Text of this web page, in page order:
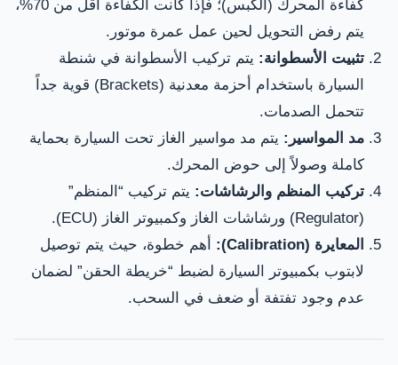
كفاءة المحرك (الكبس)؛ فإذا كانت الكفاءة أقل من 70%،
يتم رفض التحويل لحين عمل عمرة موتور.
تثبيت الأسطوانة: يتم تركيب الأسطوانة في شنطة
السيارة باستخدام أحزمة معدنية (Brackets) قوية جداً
تتحمل الصدمات.
مد المواسير: يتم مد مواسير الغاز تحت السيارة بحماية
كاملة وصولاً إلى حوض المحرك.
تركيب المنظم والرشاشات: يتم تركيب “المنظم”
(Regulator) ورشاشات الغاز وكمبيوتر الغاز (ECU).
المعايرة (Calibration):
أهم خطوة، حيث يتم توصيل
لابتوب بكمبيوتر السيارة لضبط “خريطة الحقن” لضمان
عدم وجود تفتفة أو ضعف في السحب.